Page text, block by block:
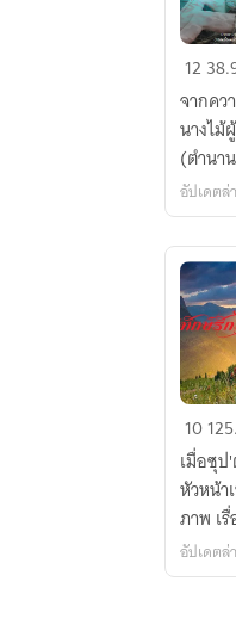
ป้อง
ห่ม
ใจ
(ตำนา
รัก
อาถร
12
จากคว
นางไม้
(ตำนา
อัปเดตล่
นิยาย
เรื่อง
นี้
ลบ
ตอน
ไป
10
เมื่อซุป
หัวหน้า
ภาพ เ
อัปเดตล่